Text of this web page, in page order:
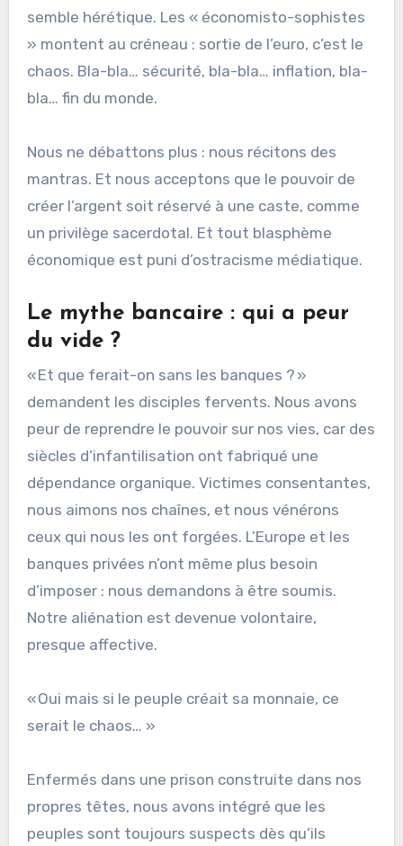
semble hérétique. Les « économisto-sophistes
» montent au créneau : sortie de l’euro, c’est le
chaos. Bla-bla… sécurité, bla-bla… inflation, bla-
bla… fin du monde.
Nous ne débattons plus : nous récitons des
mantras. Et nous acceptons que le pouvoir de
créer l’argent soit réservé à une caste, comme
un privilège sacerdotal. Et tout blasphème
économique est puni d’ostracisme médiatique.
Le mythe bancaire : qui a peur
du vide ?
« Et que ferait-on sans les banques ? »
demandent les disciples fervents. Nous avons
peur de reprendre le pouvoir sur nos vies, car des
siècles d’infantilisation ont fabriqué une
dépendance organique. Victimes consentantes,
nous aimons nos chaînes, et nous vénérons
ceux qui nous les ont forgées. L’Europe et les
banques privées n’ont même plus besoin
d’imposer : nous demandons à être soumis.
Notre aliénation est devenue volontaire,
presque affective.
« Oui mais si le peuple créait sa monnaie, ce
serait le chaos… »
Enfermés dans une prison construite dans nos
propres têtes, nous avons intégré que les
peuples sont toujours suspects dès qu’ils